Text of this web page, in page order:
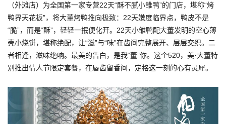
（外滩店）为全国第一家专营22天“酥不腻小雏鸭”的门店，堪称“烤
鸭界天花板”，将大董烤鸭推向极致：22天嫩度临界点，鸭皮不是
“脆”，而是“酥”，轻轻一抿便化开。22天小雏鸭配大董发明的空心薄
壳小烧饼，堪称绝配，让“滋”与“味”在齿间完整展开、层层交织。二
者相逢，滋味绝响。最美的告白，是我“董”你。这个520，美·大董特
别推出情人节限定套餐，在唇齿留香间，定格这一刻的心有灵犀。